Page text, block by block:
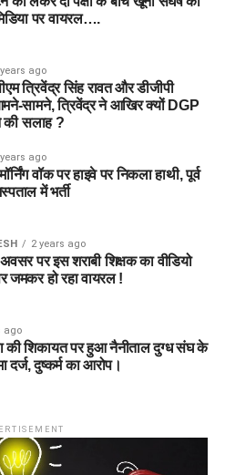
पर वायरल….
ago
त्रिवेंद्र सिंह रावत और डीजीपी
सामने, त्रिवेंद्र ने आखिर क्यों DGP
की सलाह ?
ago
वॉक पर हाइवे पर निकला हाथी, पूर्व
में भर्ती
2 years ago
पर इस शराबी शिक्षक का वीडियो
जमकर हो रहा वायरल !
ago
की शिकायत पर हुआ नैनीताल दुग्ध संघ के
दर्ज, दुष्कर्म का आरोप।